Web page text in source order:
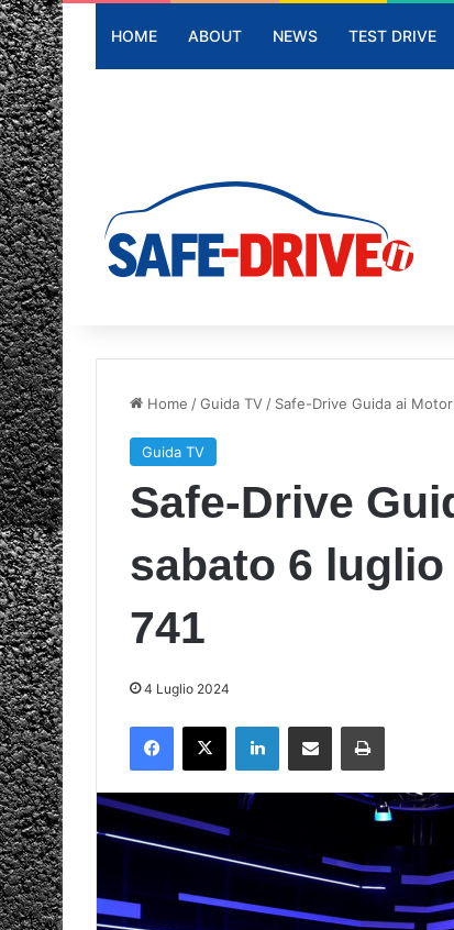
HOME ABOUT NEWS TEST DRIVE
Home /Guida TV / Safe-Drive Guida ai
Guida TV
Safe-Drive
sabato 6
741
4 Luglio 2024